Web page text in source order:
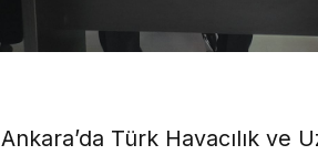
Ankara’da Türk Havacılık ve